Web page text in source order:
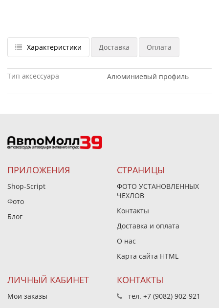
Характеристики Доставка Оплата
Тип аксессуара Алюминиевый профиль
ПРИЛОЖЕНИЯ
Shop-Script
Фото
Блог
СТРАНИЦЫ
ФОТО УСТАНОВЛЕННЫХ
ЧЕХЛОВ
Контакты
Доставка и оплата
О нас
Карта сайта HTML
ЛИЧНЫЙ КАБИНЕТ
Мои заказы
КОНТАКТЫ
тел. +7 (9082) 902-921